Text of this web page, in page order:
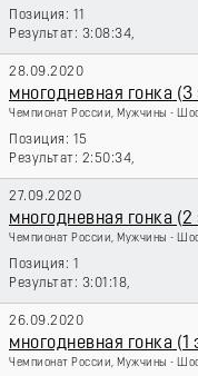
11
3:08:34,
28.09.2020
многодневная гонка
Чемпионат России, Мужчины -
15
2:50:34,
27.09.2020
многодневная гонка
Чемпионат России, Мужчины -
1
3:01:18,
26.09.2020
многодневная гонка (1
Чемпионат России, Мужчины -